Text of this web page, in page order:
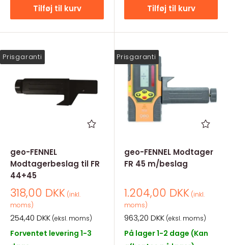
Tilføj til kurv Tilføj til kurv
Prisgaranti
geo-FENNEL
Modtagerbeslag til FR
44+45
Salgspris
318,00 DKK (inkl.
moms)
Salgspris
254,40 DKK (eksl. moms)
Forventet levering 1-3
Prisgaranti
geo-FENNEL Modtager
FR 45 m/beslag
Salgspris
1.204,00 DKK (inkl.
moms)
Salgspris
963,20 DKK (eksl. moms)
På lager 1-2 dage (Kan